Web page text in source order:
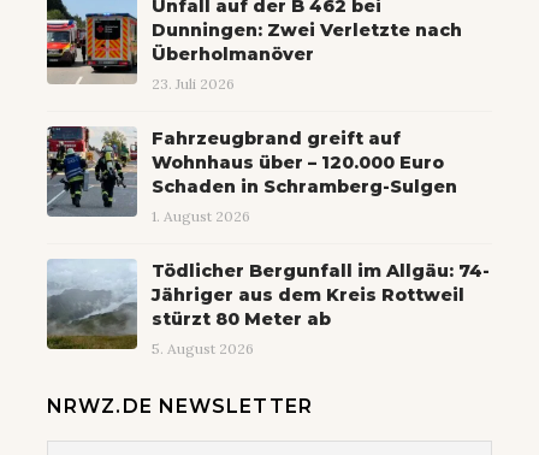
Unfall auf der B 462 bei
Dunningen: Zwei Verletzte nach
Überholmanöver
23. Juli 2026
Fahrzeugbrand greift auf
Wohnhaus über – 120.000 Euro
Schaden in Schramberg-Sulgen
1. August 2026
Tödlicher Bergunfall im Allgäu: 74-
Jähriger aus dem Kreis Rottweil
stürzt 80 Meter ab
5. August 2026
NRWZ.DE NEWSLETTER